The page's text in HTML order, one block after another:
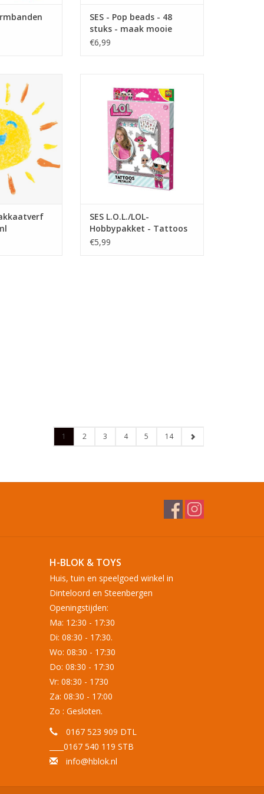
SES - Pop beads - 48
stuks - maak mooie
kettingen of armbanden
€6,99
Glitter
WINKELWAGEN
Tattoos metallic- Kinderen
SES L.O.L./LOL-
Hobbypakket - Tattoos
metallic- Kinderen
€5,99
1 2 3 4 5 14
H-BLOK & TOYS
Huis, tuin en speelgoed winkel in
Dinteloord en Steenbergen
Openingstijden:
Ma: 12:30 - 17:30
Di: 08:30 - 17:30.
Wo: 08:30 - 17:30
Do: 08:30 - 17:30
Vr: 08:30 - 1730
Za: 08:30 - 17:00
Zo : Gesloten.
0167 523 909 DTL
____0167 540 119 STB
info@hblok.nl